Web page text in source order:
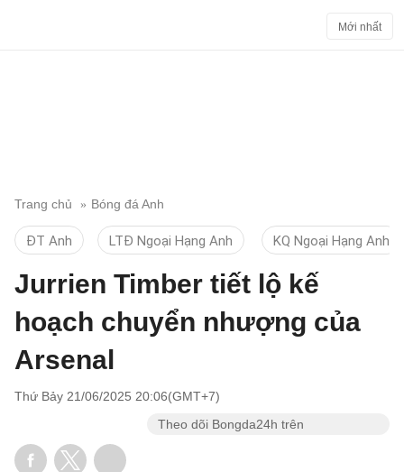
Mới nhất
Trang chủ Bóng đá Anh
ĐT Anh LTĐ Ngoại Hạng Anh KQ Ngoại Hạng Anh
Jurrien Timber tiết lộ kế
hoạch chuyển nhượng của
Arsenal
Thứ Bảy 21/06/2025 20:06(GMT+7)
Theo dõi Bongda24h trên